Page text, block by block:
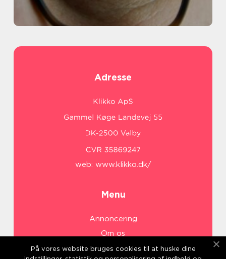
Adresse
web: www.klikko.dk/
Menu
Annoncering
Om os
Cookies
På vores website bruges cookies til at huske dine